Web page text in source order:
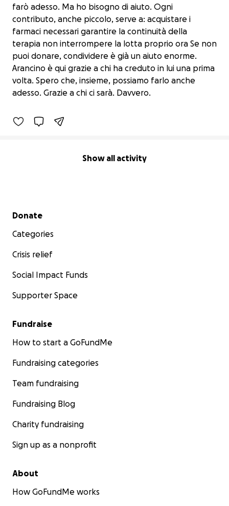
farò adesso. Ma ho bisogno di aiuto. Ogni
contributo, anche piccolo, serve a: acquistare i
farmaci necessari garantire la continuità della
terapia non interrompere la lotta proprio ora Se non
puoi donare, condividere è già un aiuto enorme.
Arancino è qui grazie a chi ha creduto in lui una prima
volta. Spero che, insieme, possiamo farlo anche
adesso. Grazie a chi ci sarà. Davvero.
Recidiva Fip Arancino
€670 raised
Show all activity
Secondary menu
Donate
Categories
Crisis relief
Social Impact Funds
Supporter Space
Fundraise
How to start a GoFundMe
Fundraising categories
Team fundraising
Fundraising Blog
Charity fundraising
Sign up as a nonprofit
About
How GoFundMe works